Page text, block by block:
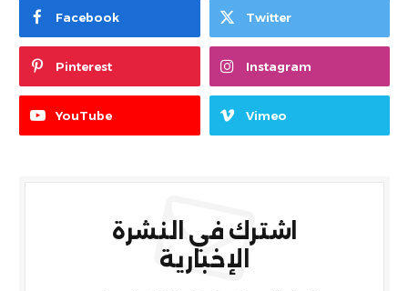
Facebook Twitter
Pinterest Instagram
YouTube Vimeo
اشترك في النشرة
الإخبارية